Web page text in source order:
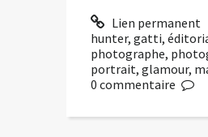
Lien permanent
hunter, gatti,
photographe,
portrait, glamour,
0 commentaire